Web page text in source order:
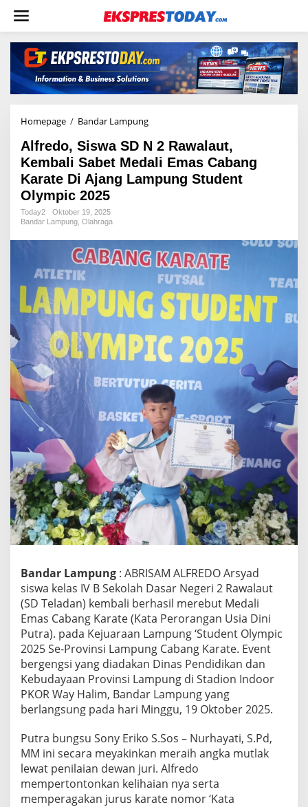
w
Homepage / Bandar Lampung
f
r
e
d
w
a
D
N
2
R
a
w
l
u
t
,
K
b
l
a
e
t
M
e
d
a
l
i
E
m
a
s
C
b
a
n
K
a
Alfredo, Siswa SD N 2 Rawalaut,
Kembali Sabet Medali Emas Cabang
Karate Di Ajang Lampung Student
Olympic 2025
Today2
Oktober 19, 2025
Bandar Lampung, Olahraga
Bandar Lampung : ABRISAM ALFREDO Arsyad
siswa kelas IV B Sekolah Dasar Negeri 2 Rawalaut
(SD Teladan) kembali berhasil merebut Medali
Emas Cabang Karate (Kata Perorangan Usia Dini
Putra). pada Kejuaraan Lampung ‘Student Olympic
2025 Se-Provinsi Lampung Cabang Karate. Event
bergengsi yang diadakan Dinas Pendidikan dan
Kebudayaan Provinsi Lampung di Stadion Indoor
PKOR Way Halim, Bandar Lampung yang
berlangsung pada hari Minggu, 19 Oktober 2025.
Putra bungsu Sony Eriko S.Sos – Nurhayati, S.Pd,
MM ini secara meyakinkan meraih angka mutlak
lewat penilaian dewan juri. Alfredo
mempertontonkan kelihaian nya serta
memperagakan jurus karate nomor ‘Kata